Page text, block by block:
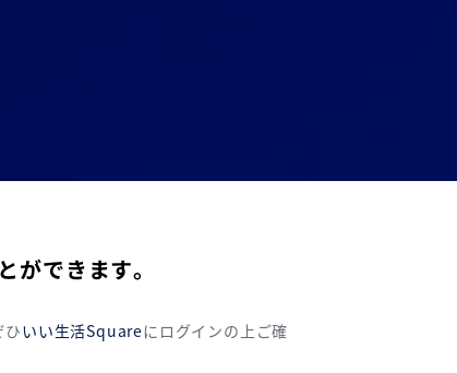
できます。
いい生活Squareにログインの上ご確